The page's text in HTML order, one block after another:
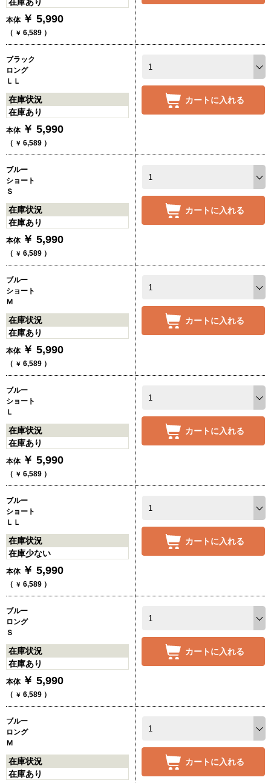
本体 ￥ 5,990
（ ￥ 6,589 ）
ブラック
ロング
ＬＬ
在庫状況
在庫あり
本体 ￥ 5,990
（ ￥ 6,589 ）
カートに入れる
ブルー
ショート
Ｓ
在庫状況
在庫あり
本体 ￥ 5,990
（ ￥ 6,589 ）
カートに入れる
ブルー
ショート
Ｍ
在庫状況
在庫あり
本体 ￥ 5,990
（ ￥ 6,589 ）
カートに入れる
ブルー
ショート
Ｌ
在庫状況
在庫あり
本体 ￥ 5,990
（ ￥ 6,589 ）
カートに入れる
ブルー
ショート
ＬＬ
在庫状況
在庫少ない
本体 ￥ 5,990
（ ￥ 6,589 ）
カートに入れる
ブルー
ロング
Ｓ
在庫状況
在庫あり
本体 ￥ 5,990
（ ￥ 6,589 ）
カートに入れる
ブルー
ロング
Ｍ
在庫状況
在庫あり
カートに入れる